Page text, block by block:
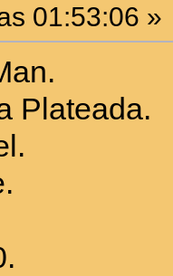
01:53:06 »
Plateada.